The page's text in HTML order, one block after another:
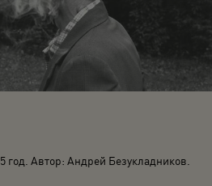
год. Автор: Андрей Безукладников.